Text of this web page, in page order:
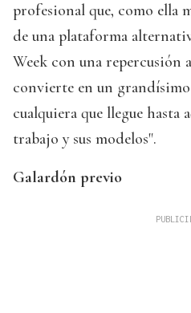
profesional que, como ella
de una plataforma
Week con una repercusión
convierte en un grandísimo
cualquiera que llegue hasta
trabajo y sus modelos".
Galardón previo